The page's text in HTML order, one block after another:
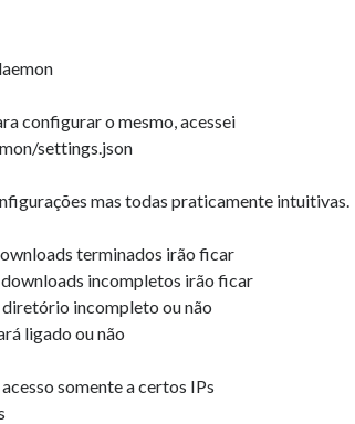
configurar o mesmo, acessei
settings.json
mas todas praticamente intuitivas.
terminados irão ficar
incompletos irão ficar
diretório incompleto ou não
ligado ou não
somente a certos IPs